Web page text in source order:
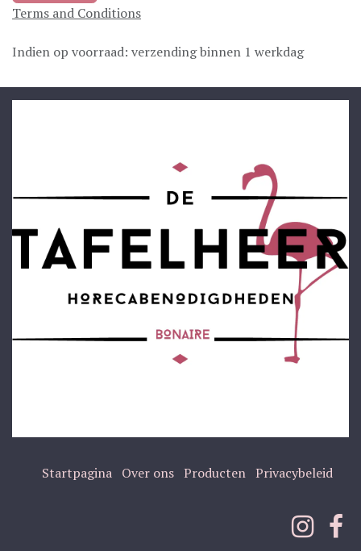
Terms and Conditions
Indien op voorraad: verzending binnen 1 werkdag
Startpagina Over ons Producten Privacybeleid